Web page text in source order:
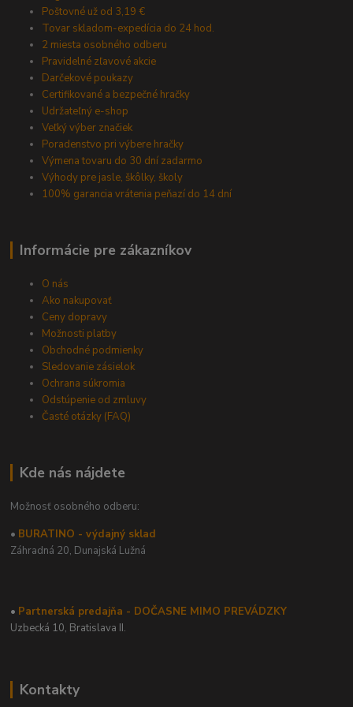
Poštovné už od 3,19 €
Tovar skladom-expedícia do 24 hod.
2 miesta osobného odberu
Pravidelné zľavové akcie
Darčekové poukazy
Certifikované a bezpečné hračky
Udržateľný e-shop
Veľký výber značiek
Poradenstvo pri výbere hračky
Výmena tovaru do 30 dní zadarmo
Výhody pre jasle, škôlky, školy
100% garancia vrátenia peňazí do 14 dní
Informácie pre zákazníkov
O nás
Ako nakupovať
Ceny dopravy
Možnosti platby
Obchodné podmienky
Sledovanie zásielok
Ochrana súkromia
Odstúpenie od zmluvy
Časté otázky (FAQ)
Kde nás nájdete
Možnosť osobného odberu:
• BURATINO - výdajný sklad
Záhradná 20, Dunajská Lužná
• Partnerská predajňa - DOČASNE MIMO PREVÁDZKY
Uzbecká 10, Bratislava II.
Kontakty